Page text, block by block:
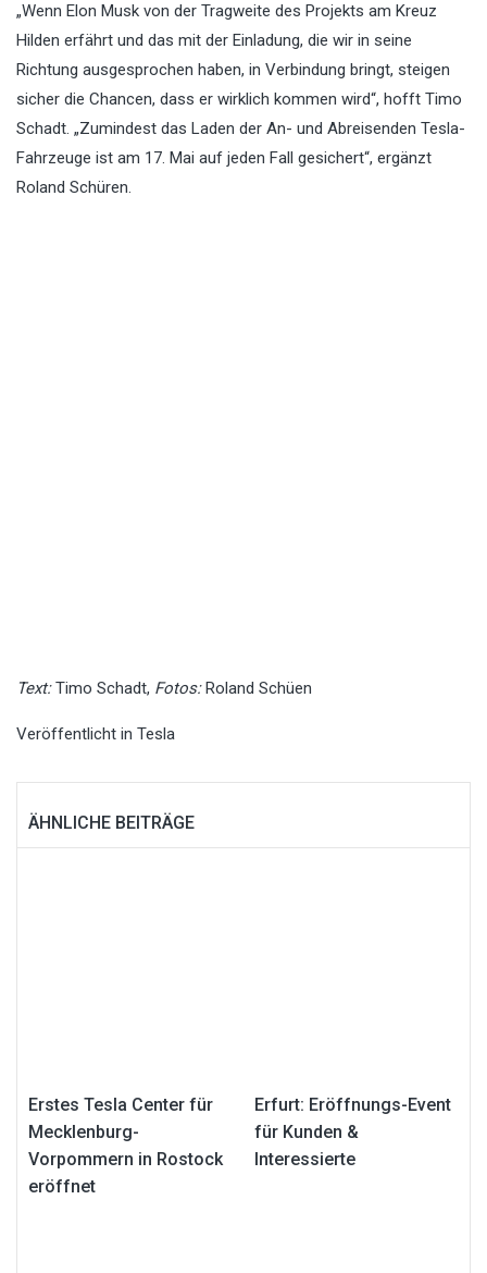
„Wenn Elon Musk von der Tragweite des Projekts am Kreuz
Hilden erfährt und das mit der Einladung, die wir in seine
Richtung ausgesprochen haben, in Verbindung bringt, steigen
sicher die Chancen, dass er wirklich kommen wird“, hofft Timo
Schadt. „Zumindest das Laden der An- und Abreisenden Tesla-
Fahrzeuge ist am 17. Mai auf jeden Fall gesichert“, ergänzt
Roland Schüren.
Text:Timo Schadt, Fotos:Roland Schüen
Veröffentlicht in Tesla
ÄHNLICHE BEITRÄGE
Erstes Tesla Center für
Mecklenburg-
Vorpommern in Rostock
eröffnet
Erfurt: Eröffnungs-Event
für Kunden &
Interessierte